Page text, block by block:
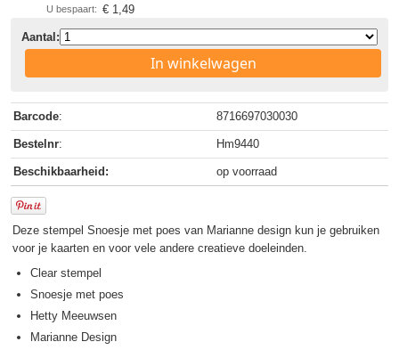
U bespaart: € 1,49
Aantal:
In winkelwagen
Barcode: 8716697030030
Bestelnr: Hm9440
Beschikbaarheid: op voorraad
Deze stempel Snoesje met poes van Marianne design kun je gebruiken
voor je kaarten en voor vele andere creatieve doeleinden.
Clear stempel
Snoesje met poes
Hetty Meeuwsen
Marianne Design